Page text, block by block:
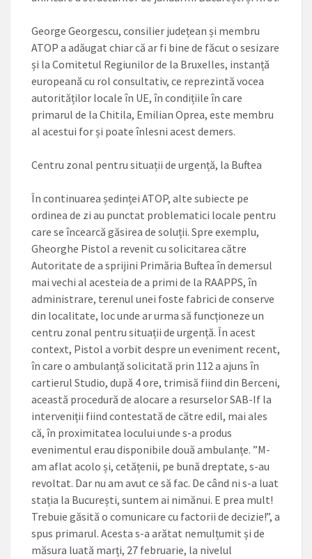
George Georgescu, consilier județean și membru
ATOP a adăugat chiar că ar fi bine de făcut o sesizare
și la Comitetul Regiunilor de la Bruxelles, instanță
europeană cu rol consultativ, ce reprezintă vocea
autorităților locale în UE, în condițiile în care
primarul de la Chitila, Emilian Oprea, este membru
al acestui for și poate înlesni acest demers.
Centru zonal pentru situații de urgență, la Buftea
În continuarea ședinței ATOP, alte subiecte pe
ordinea de zi au punctat problematici locale pentru
care se încearcă găsirea de soluții. Spre exemplu,
Gheorghe Pistol a revenit cu solicitarea către
Autoritate de a sprijini Primăria Buftea în demersul
mai vechi al acesteia de a primi de la RAAPPS, în
administrare, terenul unei foste fabrici de conserve
din localitate, loc unde ar urma să funcționeze un
centru zonal pentru situații de urgență. În acest
context, Pistol a vorbit despre un eveniment recent,
în care o ambulanță solicitată prin 112 a ajuns în
cartierul Studio, după 4 ore, trimisă fiind din Berceni,
această procedură de alocare a resurselor SAB-If la
interveniții fiind contestată de către edil, mai ales
că, în proximitatea locului unde s-a produs
evenimentul erau disponibile două ambulanțe. ”M-
am aflat acolo și, cetățenii, pe bună dreptate, s-au
revoltat. Dar nu am avut ce să fac. De când ni s-a luat
stația la București, suntem ai nimănui. E prea mult!
Trebuie găsită o comunicare cu factorii de decizie!”, a
spus primarul. Acesta s-a arătat nemulțumit și de
măsura luată marți, 27 februarie, la nivelul